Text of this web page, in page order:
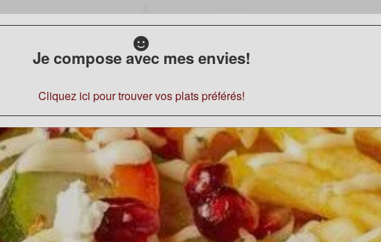
Je compose avec mes envies!
Cliquez ici pour trouver vos plats préférés!